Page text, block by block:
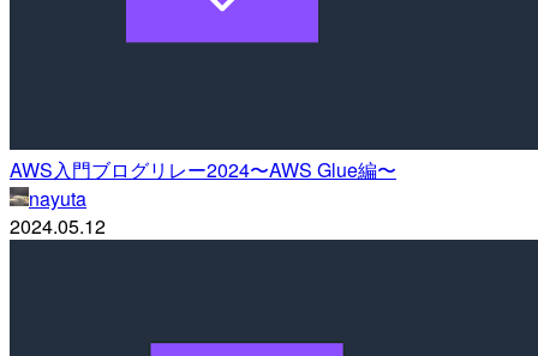
AWS入門ブログリレー2024〜AWS Glue編〜
nayuta
2024.05.12